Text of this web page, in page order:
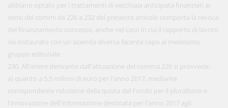
abbiano optato per i trattamenti di vecchiaia anticipata finanziati ai
sensi dei commi da 226 a 232 del presente articolo comporta la revoca
del finanziamento concesso, anche nel caso in cui il rapporto di lavoro
sia instaurato con un'azienda diversa facente capo al medesimo
gruppo editoriale.
230. All'onere derivante dall'attuazione del comma 226 si provvede:
a) quanto a 5,5 milioni di euro per l'anno 2017, mediante
corrispondente riduzione della quota del Fondo per il pluralismo e
l'innovazione dell'informazione destinata per l'anno 2017 agli